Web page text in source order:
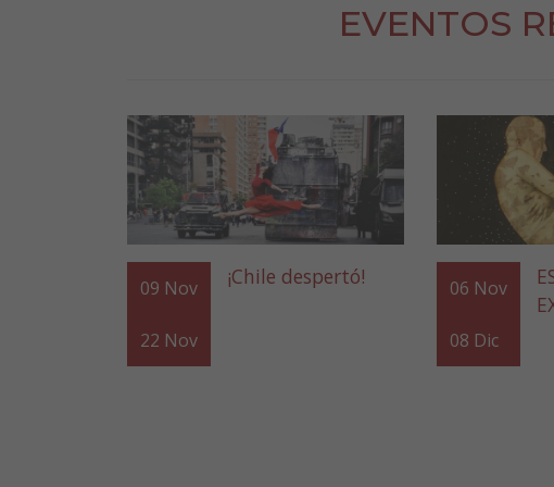
EVENTOS
09 Nov
22 Nov
¡Chile despertó! 06 Nov
08 Dic